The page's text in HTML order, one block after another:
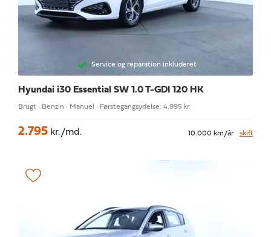
Service og reparation inkluderet
Hyundai i30 Essential SW 1.0 T-GDI 120 HK
Brugt · Benzin · Manuel · Førstegangsydelse: 4.995 kr.
2.795 kr./md. 10.000 km/år skift